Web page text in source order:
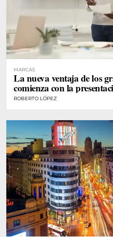
MARCAS
La nueva ventaja de los
comienza con la
ROBERTO LÓPEZ